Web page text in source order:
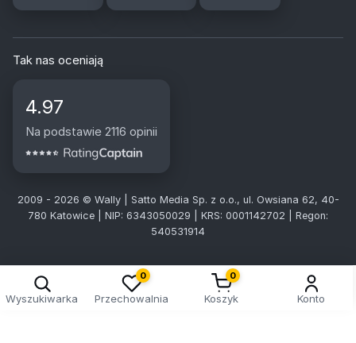
Tak nas oceniają
4.97
Na podstawie 2116 opinii
2009 - 2026 © Wally | Satto Media Sp. z o.o., ul. Owsiana 62, 40-
780 Katowice | NIP: 6343050029 | KRS: 0001142702 | Regon:
540531914
Wyszukiwarka
0
Przechowalnia
0
Koszyk Konto